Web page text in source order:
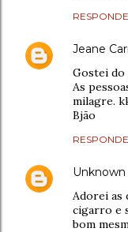
Jeane
Gostei
As
milagre.
Bjão
Unknown
Adorei as
cigarro e
bom